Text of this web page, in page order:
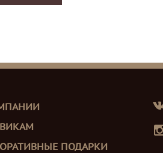
ПОДАРКИ